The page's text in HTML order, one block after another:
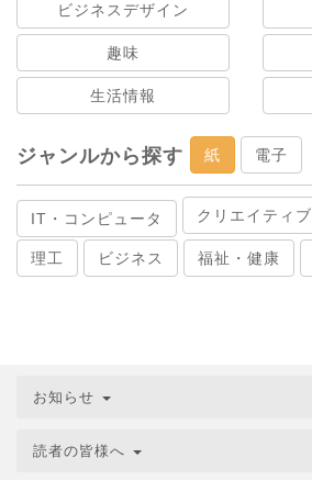
ビジネスデザイン
趣味
生活情報
ジャンルから探す 紙 電子
IT・コンピュータ クリエイティブ
理工 ビジネス 福祉・健康
お知らせ
読者の皆様へ